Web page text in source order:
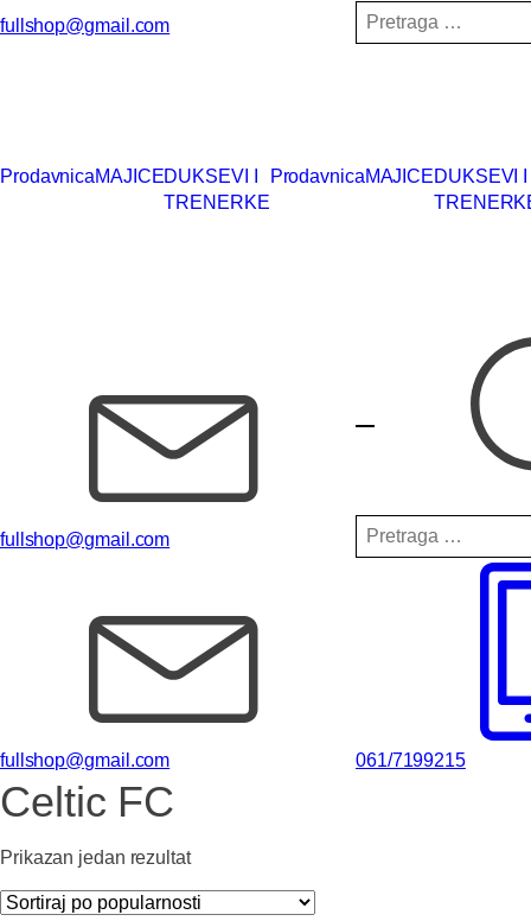
fullshop@gmail.com
Pretraga
za:
ProdavnicaMAJICEDUKSEVI I
TRENERKE
ProdavnicaMAJICEDUKSEVI I
fullshop@gmail.com
Pretraga
za:
fullshop@gmail.com 061/7199215
Celtic FC
Prikazan jedan rezultat